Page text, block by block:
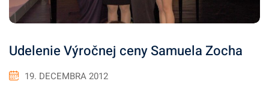
Udelenie Výročnej ceny Samuela Zocha
19. DECEMBRA 2012